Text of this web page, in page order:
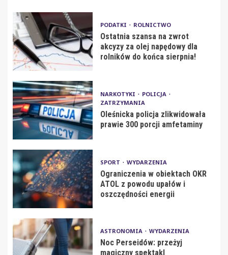
PODATKI ROLNICTWO
Ostatnia szansa na zwrot
akcyzy za olej napędowy dla
rolników do końca sierpnia!
NARKOTYKI
POLICJA
ZATRZYMANIA
Oleśnicka policja zlikwidowała
prawie 300 porcji amfetaminy
SPORT WYDARZENIA
Ograniczenia w obiektach OKR
ATOL z powodu upałów i
oszczędności energii
ASTRONOMIA WYDARZENIA
Noc Perseidów: przeżyj
magiczny spektakl